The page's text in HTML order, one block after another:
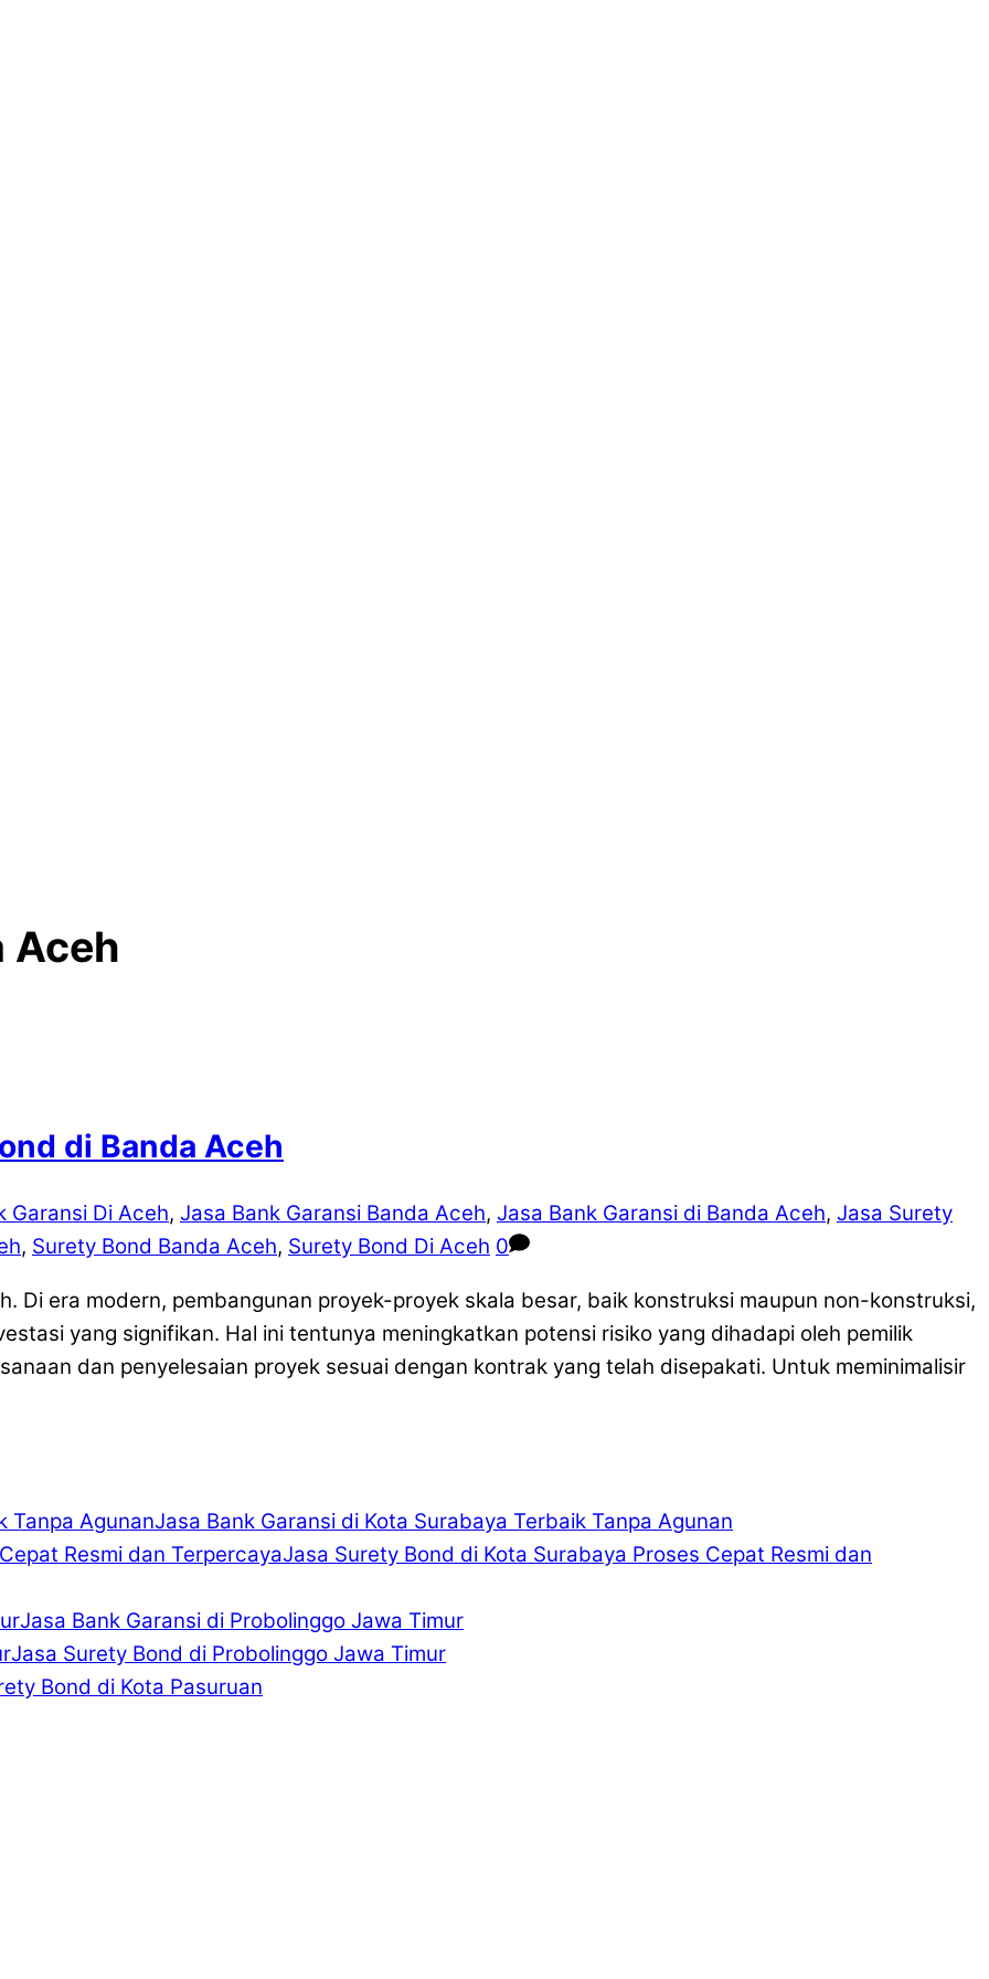
Aceh
di Banda Aceh
Garansi Di Aceh, Jasa Bank Garansi Banda Aceh, Jasa Bank Garansi di Banda Aceh, Jasa Surety
, Surety Bond Banda Aceh, Surety Bond Di Aceh 0
Di era modern, pembangunan proyek-proyek skala besar, baik konstruksi maupun non-konstruksi,
yang signifikan. Hal ini tentunya meningkatkan potensi risiko yang dihadapi oleh pemilik
dan penyelesaian proyek sesuai dengan kontrak yang telah disepakati. Untuk meminimalisir
Jasa Bank Garansi di Kota Surabaya Terbaik Tanpa Agunan
Jasa Surety Bond di Kota Surabaya Proses Cepat Resmi dan
Jasa Bank Garansi di Probolinggo Jawa Timur
Jasa Surety Bond di Probolinggo Jawa Timur
Bond di Kota Pasuruan